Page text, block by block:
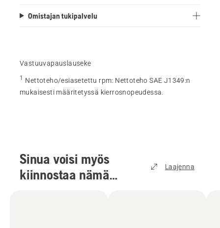
Omistajan tukipalvelu
Vastuuvapauslauseke
1 Nettoteho/esiasetettu rpm: Nettoteho SAE J1349:n
mukaisesti määritetyssä kierrosnopeudessa.
Sinua voisi myös
kiinnostaa nämä
Laajenna